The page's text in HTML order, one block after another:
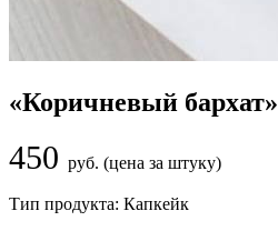
«Коричневый бархат»
450 руб. (цена за штуку)
Тип продукта: Капкейк